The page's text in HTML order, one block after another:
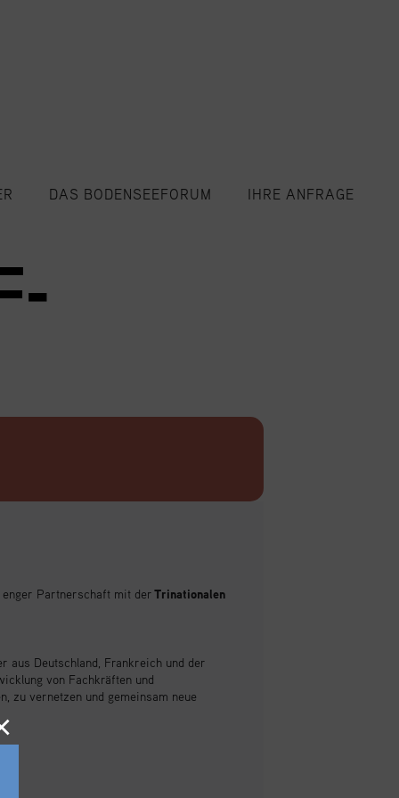
DAS BODENSEEFORUM IHRE ANFRAGE
enger Partnerschaft mit derTrinationalen
aus Deutschland, Frankreich und der
von Fachkräften und
zu vernetzen und gemeinsam neue